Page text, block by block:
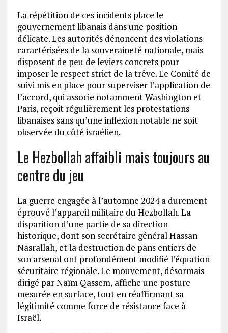
La répétition de ces incidents place le
gouvernement libanais dans une position
délicate. Les autorités dénoncent des violations
caractérisées de la souveraineté nationale, mais
disposent de peu de leviers concrets pour
imposer le respect strict de la trêve. Le Comité de
suivi mis en place pour superviser l’application de
l’accord, qui associe notamment Washington et
Paris, reçoit régulièrement les protestations
libanaises sans qu’une inflexion notable ne soit
observée du côté israélien.
Le Hezbollah affaibli mais toujours au
centre du jeu
La guerre engagée à l’automne 2024 a durement
éprouvé l’appareil militaire du Hezbollah. La
disparition d’une partie de sa direction
historique, dont son secrétaire général Hassan
Nasrallah, et la destruction de pans entiers de
son arsenal ont profondément modifié l’équation
sécuritaire régionale. Le mouvement, désormais
dirigé par Naïm Qassem, affiche une posture
mesurée en surface, tout en réaffirmant sa
légitimité comme force de résistance face à
Israël.